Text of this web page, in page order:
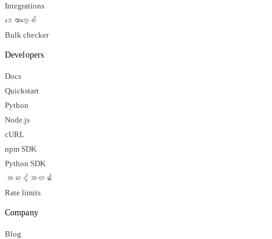
Integrations
ဒေတာဘေ့စ်
Bulk checker
Developers
Docs
Quickstart
Python
Node.js
cURL
npm SDK
Python SDK
အဆင့်အတန်း
Rate limits
Company
Blog